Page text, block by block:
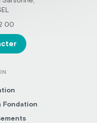
00
Fondation